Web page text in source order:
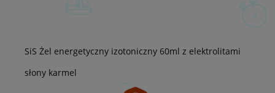
SiS Żel energetyczny izotoniczny 60ml z elektrolitami
słony karmel